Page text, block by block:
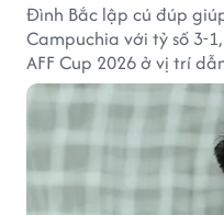
Đình Bắc lập cú đúp
Campuchia với tỷ số 3-
AFF Cup 2026 ở vị trí